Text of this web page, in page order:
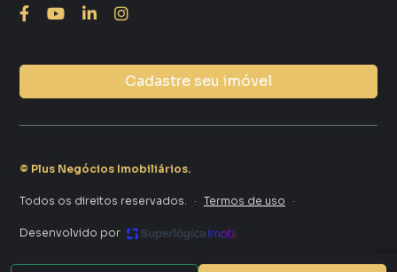
Cadastre seu imóvel
© Plus Negócios Imobiliários.
Todos os direitos reservados. · Termos de uso ·
Desenvolvido por